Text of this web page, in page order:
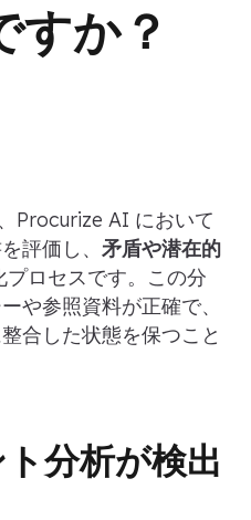
すか？
Procurize AI において
評価し、 矛盾や潜在的
プロセスです。この分
や参照資料が正確で、
合した状態を保つこと
分析が検出